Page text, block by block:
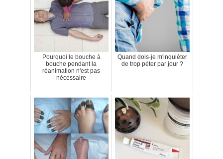
Pourquoi le bouche à
bouche pendant la
réanimation n'est pas
nécessaire
Quand dois-je m'inquiéter
de trop péter par jour ?